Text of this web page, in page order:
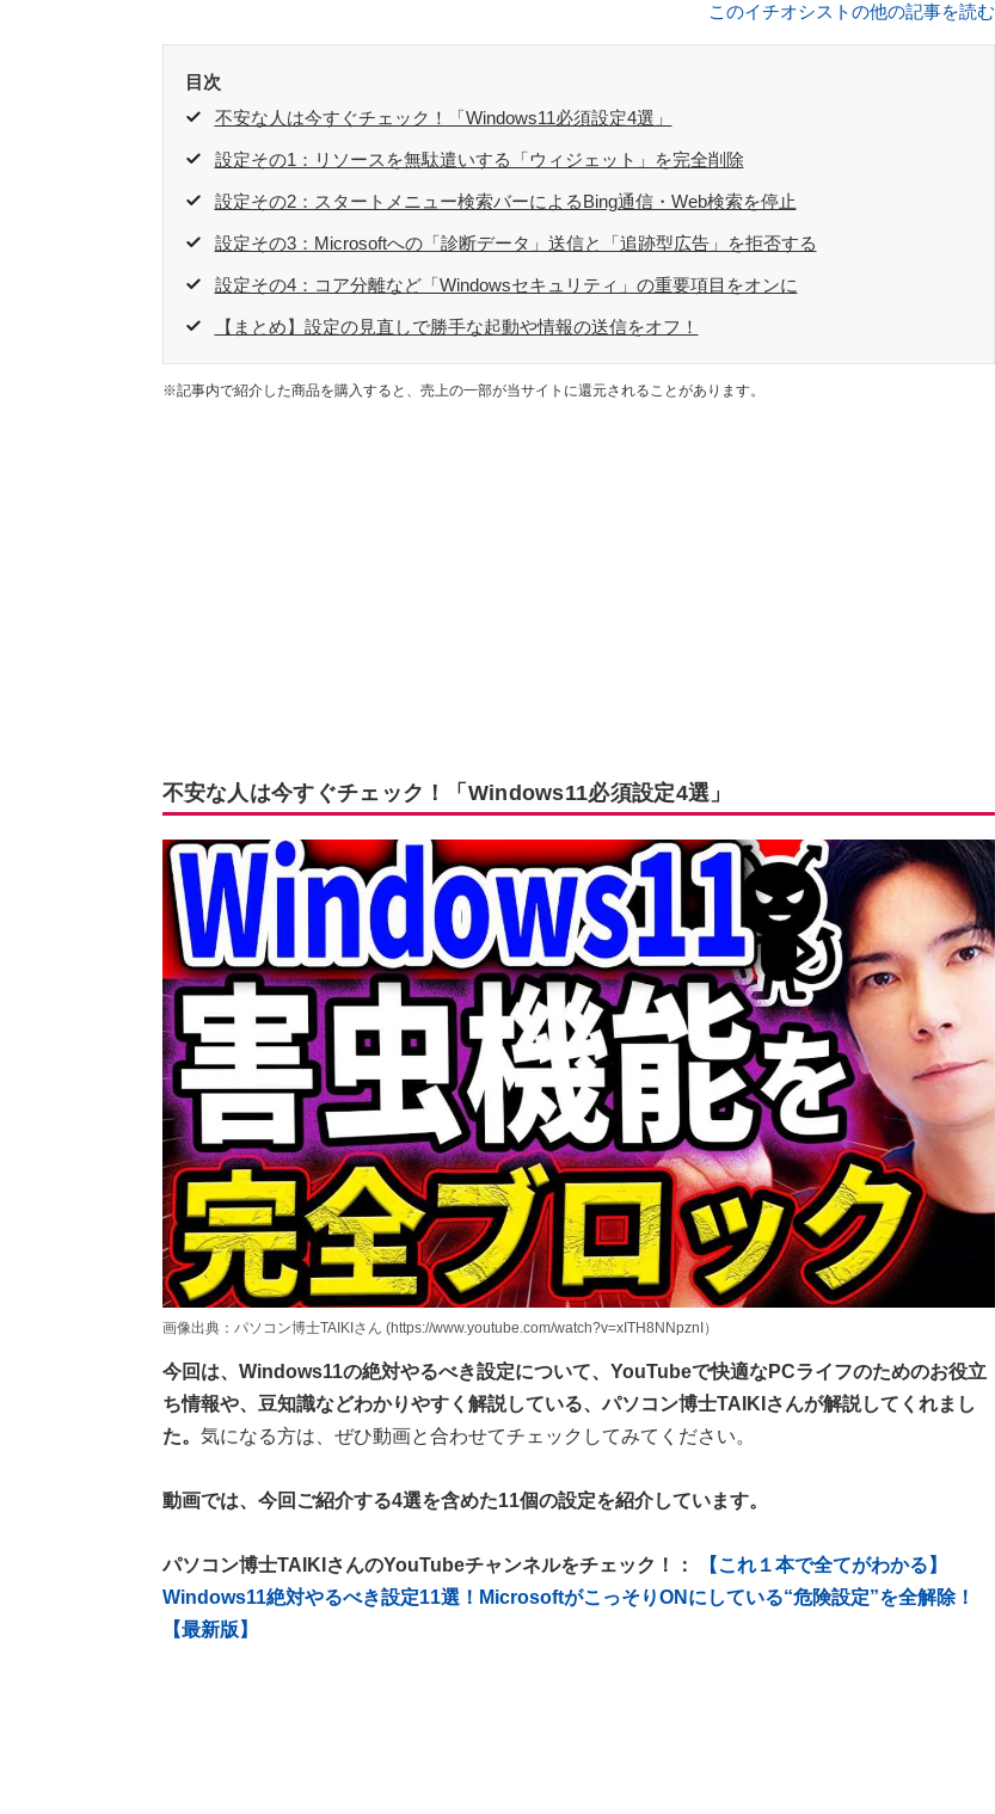
このイチオシストの他の記事を読む
目次
不安な人は今すぐチェック！「Windows11必須設定4選」
設定その1：リソースを無駄遣いする「ウィジェット」を完全削除
設定その2：スタートメニュー検索バーによるBing通信・Web検索を停止
設定その3：Microsoftへの「診断データ」送信と「追跡型広告」を拒否する
設定その4：コア分離など「Windowsセキュリティ」の重要項目をオンに
【まとめ】設定の見直しで勝手な起動や情報の送信をオフ！
※記事内で紹介した商品を購入すると、売上の一部が当サイトに還元されることがあります。
不安な人は今すぐチェック！「Windows11必須設定4選」
画像出典：パソコン博士TAIKIさん (https://www.youtube.com/watch?v=xITH8NNpznI）
今回は、Windows11の絶対やるべき設定について、YouTubeで快適なPCライフのためのお役立
ち情報や、豆知識などわかりやすく解説している、パソコン博士TAIKIさんが解説してくれまし
た。 気になる方は、ぜひ動画と合わせてチェックしてみてください。
動画では、今回ご紹介する4選を含めた11個の設定を紹介しています。
パソコン博士TAIKIさんのYouTubeチャンネルをチェック！：
【これ１本で全てがわかる】
Windows11絶対やるべき設定11選！MicrosoftがこっそりONにしている“危険設定”を全解除！
【最新版】